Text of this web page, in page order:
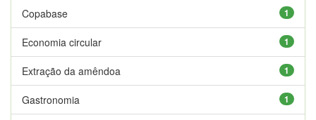
1
Copabase
1
Economia circular
1
Extração da amêndoa
1
Gastronomia